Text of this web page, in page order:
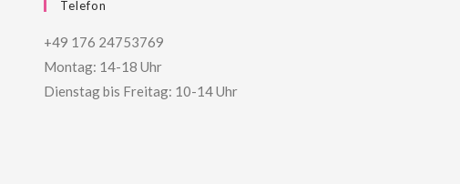
Telefon
+49 176 24753769
Montag: 14-18 Uhr
Dienstag bis Freitag: 10-14 Uhr